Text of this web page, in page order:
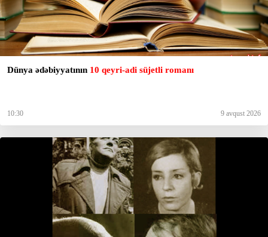
Dünya ədəbiyyatının 10 qeyri-adi süjetli romanı
10:30 9 avqust 2026